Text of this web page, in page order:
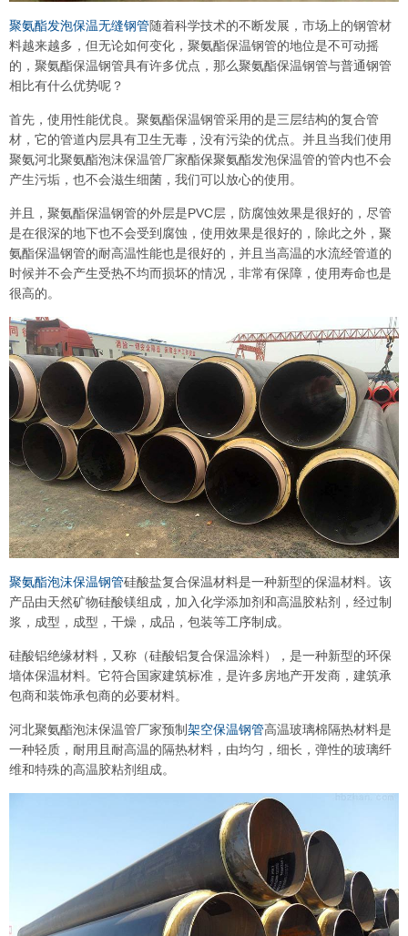
聚氨酯发泡保温无缝钢管随着科学技术的不断发展，市场上的钢管材
料越来越多，但无论如何变化，聚氨酯保温钢管的地位是不可动摇
的，聚氨酯保温钢管具有许多优点，那么聚氨酯保温钢管与普通钢管
相比有什么优势呢？
首先，使用性能优良。聚氨酯保温钢管采用的是三层结构的复合管
材，它的管道内层具有卫生无毒，没有污染的优点。并且当我们使用
聚氨河北聚氨酯泡沫保温管厂家酯保聚氨酯发泡保温管的管内也不会
产生污垢，也不会滋生细菌，我们可以放心的使用。
并且，聚氨酯保温钢管的外层是PVC层，防腐蚀效果是很好的，尽管
是在很深的地下也不会受到腐蚀，使用效果是很好的，除此之外，聚
氨酯保温钢管的耐高温性能也是很好的，并且当高温的水流经管道的
时候并不会产生受热不均而损坏的情况，非常有保障，使用寿命也是
很高的。
聚氨酯泡沫保温钢管硅酸盐复合保温材料是一种新型的保温材料。该
产品由天然矿物硅酸镁组成，加入化学添加剂和高温胶粘剂，经过制
浆，成型，成型，干燥，成品，包装等工序制成。
硅酸铝绝缘材料，又称（硅酸铝复合保温涂料），是一种新型的环保
墙体保温材料。它符合国家建筑标准，是许多房地产开发商，建筑承
包商和装饰承包商的必要材料。
河北聚氨酯泡沫保温管厂家预制架空保温钢管高温玻璃棉隔热材料是
一种轻质，耐用且耐高温的隔热材料，由均匀，细长，弹性的玻璃纤
维和特殊的高温胶粘剂组成。